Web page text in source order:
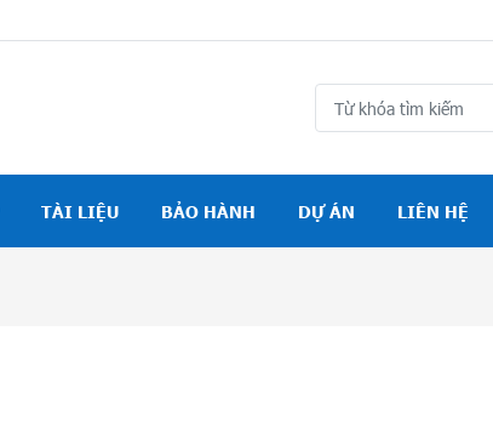
TÀI LIỆU BẢO HÀNH DỰ ÁN LIÊN HỆ